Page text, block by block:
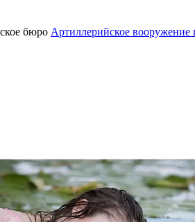
бюро Артиллерийское вооружение